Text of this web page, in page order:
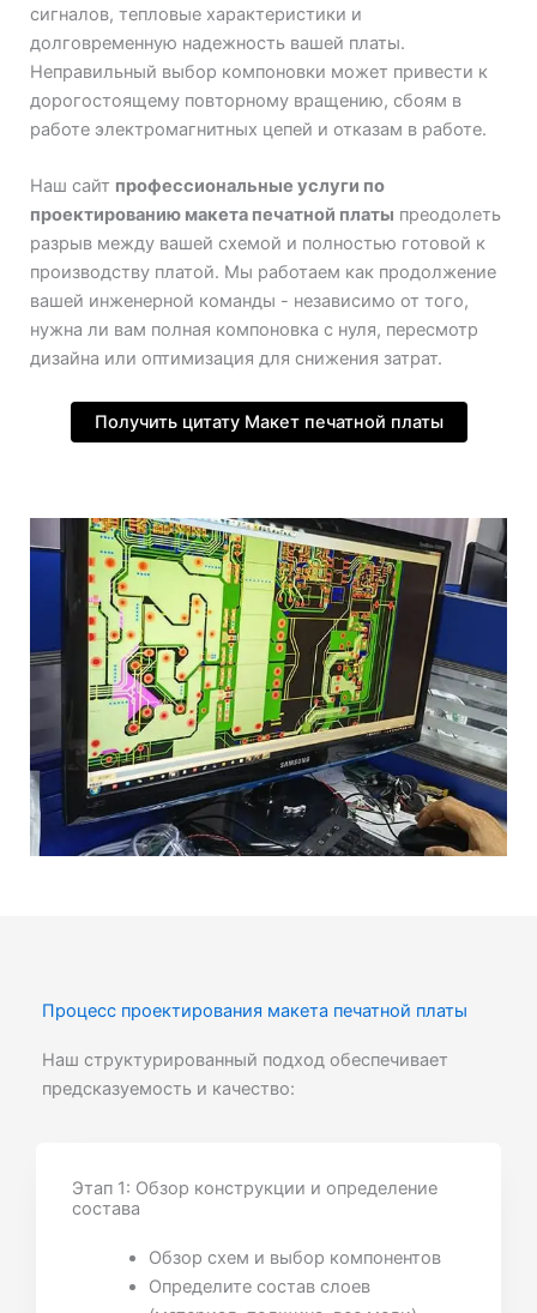
сигналов, тепловые характеристики и
долговременную надежность вашей платы.
Неправильный выбор компоновки может привести к
дорогостоящему повторному вращению, сбоям в
работе электромагнитных цепей и отказам в работе.
Наш сайт профессиональные услуги по
проектированию макета печатной платы преодолеть
разрыв между вашей схемой и полностью готовой к
производству платой. Мы работаем как продолжение
вашей инженерной команды - независимо от того,
нужна ли вам полная компоновка с нуля, пересмотр
дизайна или оптимизация для снижения затрат.
Получить цитату Макет печатной платы
Процесс проектирования макета печатной платы
Наш структурированный подход обеспечивает
предсказуемость и качество:
Этап 1: Обзор конструкции и определение
состава
Обзор схем и выбор компонентов
Определите состав слоев